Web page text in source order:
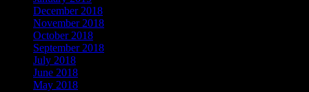
December 2018
November 2018
October 2018
September 2018
July 2018
June 2018
May 2018